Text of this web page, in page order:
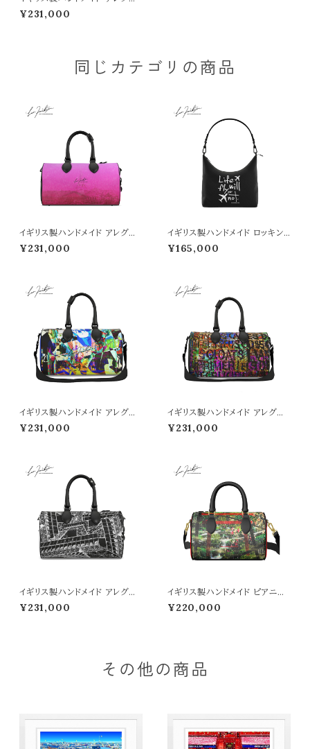
ット クラブバッグ （NY SIGN柄）
■納期１か月
¥231,000
同じカテゴリの商品
イギリス製ハンドメイド アレグレ
ット クラブバッグ （「恋をすれば」
柄）■納期１か月
¥231,000
イギリス製ハンドメイド ロッキン
ショルダーバッグ （LIFE WILL
FLY OR NOT柄）■納期１か月
¥165,000
イギリス製ハンドメイド アレグレ
ット クラブバッグ （Noisy day
柄）■納期１か月
¥231,000
イギリス製ハンドメイド アレグレ
ット クラブバッグ （Sagrada M
osaic柄）■納期１か月
¥231,000
イギリス製ハンドメイド アレグレ
ット クラブバッグ （Monochro
me Tower柄）■納期１か月
¥231,000
イギリス製ハンドメイド ピアニッ
シモ クラブバッグ （狐雨柄）■納
期１か月
¥220,000
その他の商品